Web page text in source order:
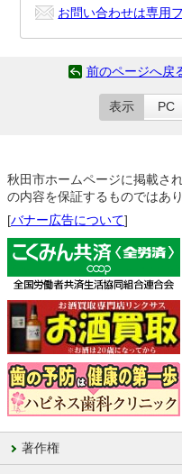
お問い合わせは専用
前のページへ戻
表示 PC
秋田市ホームページに掲載さ
の内容を保証するものではあり
[バナー広告について]
著作権